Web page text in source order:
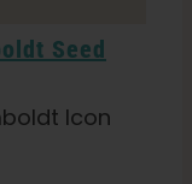
Seed